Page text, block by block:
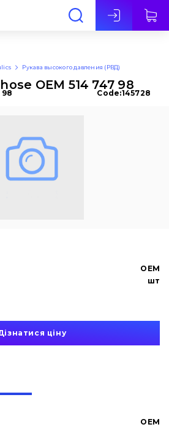
Рукава высокого давления (РВД)
OEM 514 747 98
98 Code:145728
OEM
шт
ціну
OEM